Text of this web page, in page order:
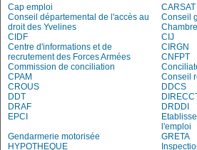
Cap emploi
CARSAT
Conseil départemental de l'accès au
droit des Yvelines
Conseil
CIDF
CIJ
Centre d'informations et de
recrutement des Forces Armées
CIRGN
CNFPT
Commission de conciliation
CPAM
Conseil
CROUS
DDCS
DDT
DRAF
DRDDI
EPCI
l'emploi
Gendarmerie motorisée
GRETA
HYPOTHEQUE